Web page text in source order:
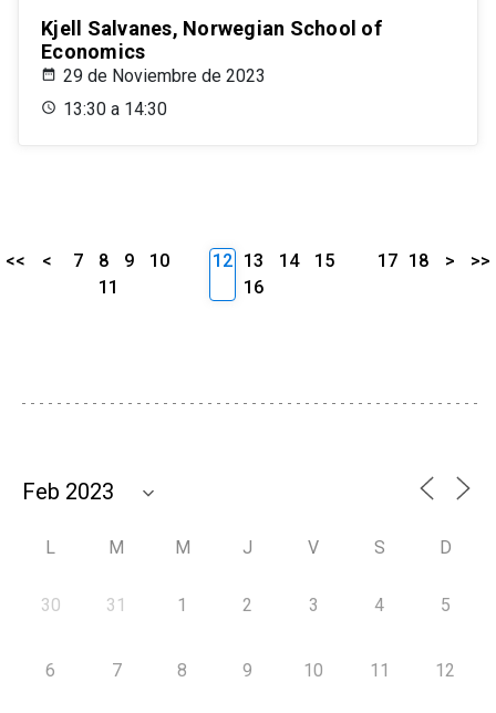
Kjell Salvanes, Norwegian School of
Economics
29 de Noviembre de 2023
13:30 a 14:30
<< < 7 8 9
10
11
12 13 14
15
16
17 18 > >>
L M M J V S D
30 31 1 2 3 4 5
6 7 8 9 10 11 12